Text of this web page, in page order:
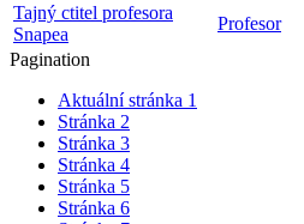
Tajný ctitel profesora
Snapea
Profesor
Pagination
Aktuální stránka 1
Stránka 2
Stránka 3
Stránka 4
Stránka 5
Stránka 6